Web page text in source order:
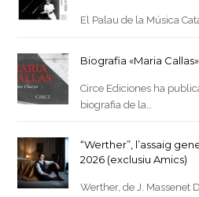
El Palau de la Música
Biografia «Maria
Circe Ediciones ha
biografia de la…
“Werther”, l’assaig
2026 (exclusiu Amics)
Werther, de J. Massenet